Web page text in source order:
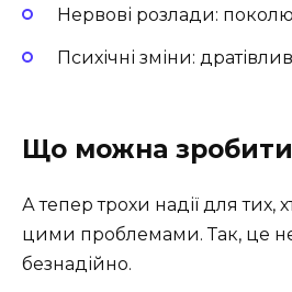
Нервові розлади:
Психічні зміни:
Що можна
А тепер трохи надії для тих,
цими проблемами. Так, це не
безнадійно.